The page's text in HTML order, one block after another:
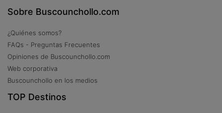
Sobre Buscounchollo.com
¿Quiénes somos?
FAQs - Preguntas Frecuentes
Opiniones de Buscounchollo.com
Web corporativa
Buscounchollo en los medios
TOP Destinos